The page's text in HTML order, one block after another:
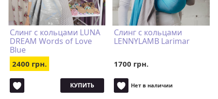
Cлинг с кольцами LUNA
DREAM Words of Love
Blue
2400 грн.
КУПИТЬ
Слинг с кольцами
LENNYLAMB Larimar
1700 грн.
Нет в наличии